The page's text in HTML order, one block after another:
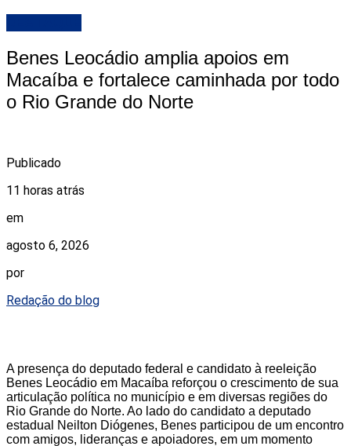
Benes Leocádio amplia apoios em
Macaíba e fortalece caminhada por todo
o Rio Grande do Norte
Publicado
11 horas atrás
em
agosto 6, 2026
por
Redação do blog
A presença do deputado federal e candidato à reeleição
Benes Leocádio em Macaíba reforçou o crescimento de sua
articulação política no município e em diversas regiões do
Rio Grande do Norte. Ao lado do candidato a deputado
estadual Neilton Diógenes, Benes participou de um encontro
com amigos, lideranças e apoiadores, em um momento